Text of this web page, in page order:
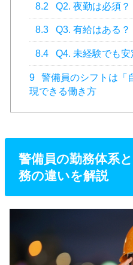
8.2 Q2. 夜勤は必須？
8.3 Q3. 有給はある？
8.4 Q4. 未経験でも安
9
警備員のシフトは「
現できる働き方
警備員の勤務体系
務の違いを解説